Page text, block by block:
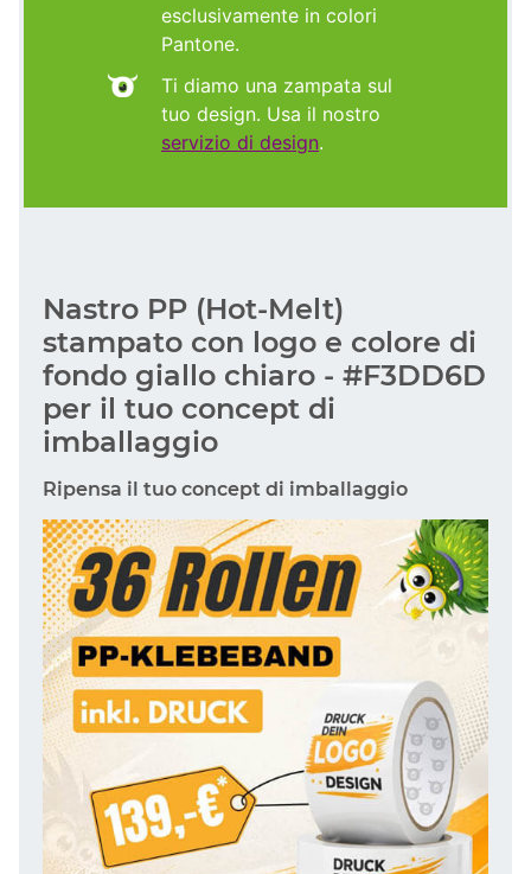
esclusivamente in colori
Pantone.
Ti diamo una zampata sul
tuo design. Usa il nostro
servizio di design.
Nastro PP (Hot-Melt)
stampato con logo e colore di
fondo giallo chiaro - #F3DD6D
per il tuo concept di
imballaggio
Ripensa il tuo concept di imballaggio